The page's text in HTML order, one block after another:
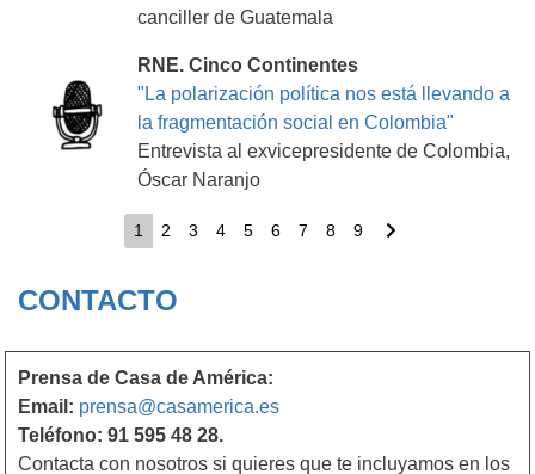
canciller de Guatemala
RNE. Cinco Continentes
"La polarización política nos está llevando a
la fragmentación social en Colombia"
Entrevista al exvicepresidente de Colombia,
Óscar Naranjo
Pagination
Current
1 Page
2 Page
3 Page
4 Page
5 Page
6 Page
7 Page
8 Page
9
Next
CONTACTO
Prensa de Casa de América:
Email: prensa@casamerica.es
Teléfono: 91 595 48 28.
Contacta con nosotros si quieres que te incluyamos en los